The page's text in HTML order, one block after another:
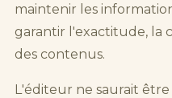
maintenir les
garantir l'exactitude, la
des contenus.
L'éditeur ne saurait